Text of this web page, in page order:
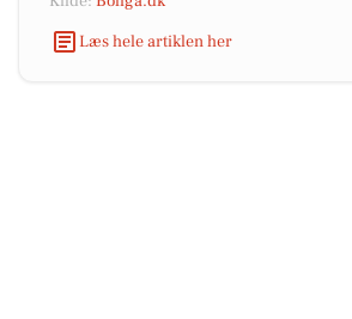
Læs hele artiklen her